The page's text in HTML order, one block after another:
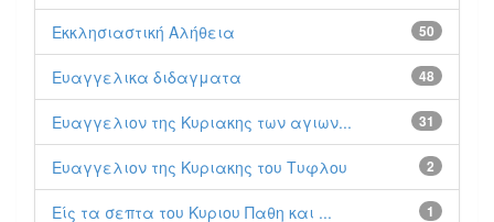
50
Εκκλησιαστική Αλήθεια
48
Ευαγγελικα διδαγματα
31
Ευαγγελιον της Κυριακης των αγιων...
2
Ευαγγελιον της Κυριακης του Τυφλου
1
Είς τα σεπτα του Κυριου Παθη και ...